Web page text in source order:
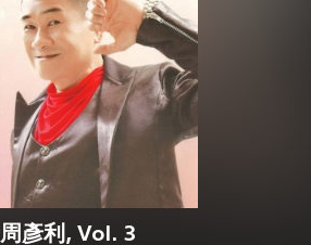
周彥利, Vol. 3